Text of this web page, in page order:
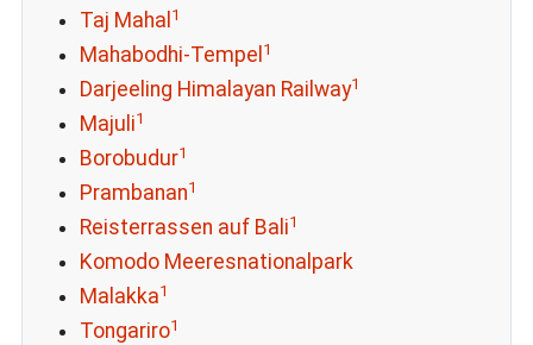
Taj Mahal 1
Mahabodhi-Tempel 1
Darjeeling Himalayan Railway1
Majuli1
Borobudur1
Prambanan1
Reisterrassen auf Bali1
Komodo Meeresnationalpark
Malakka1
Tongariro1